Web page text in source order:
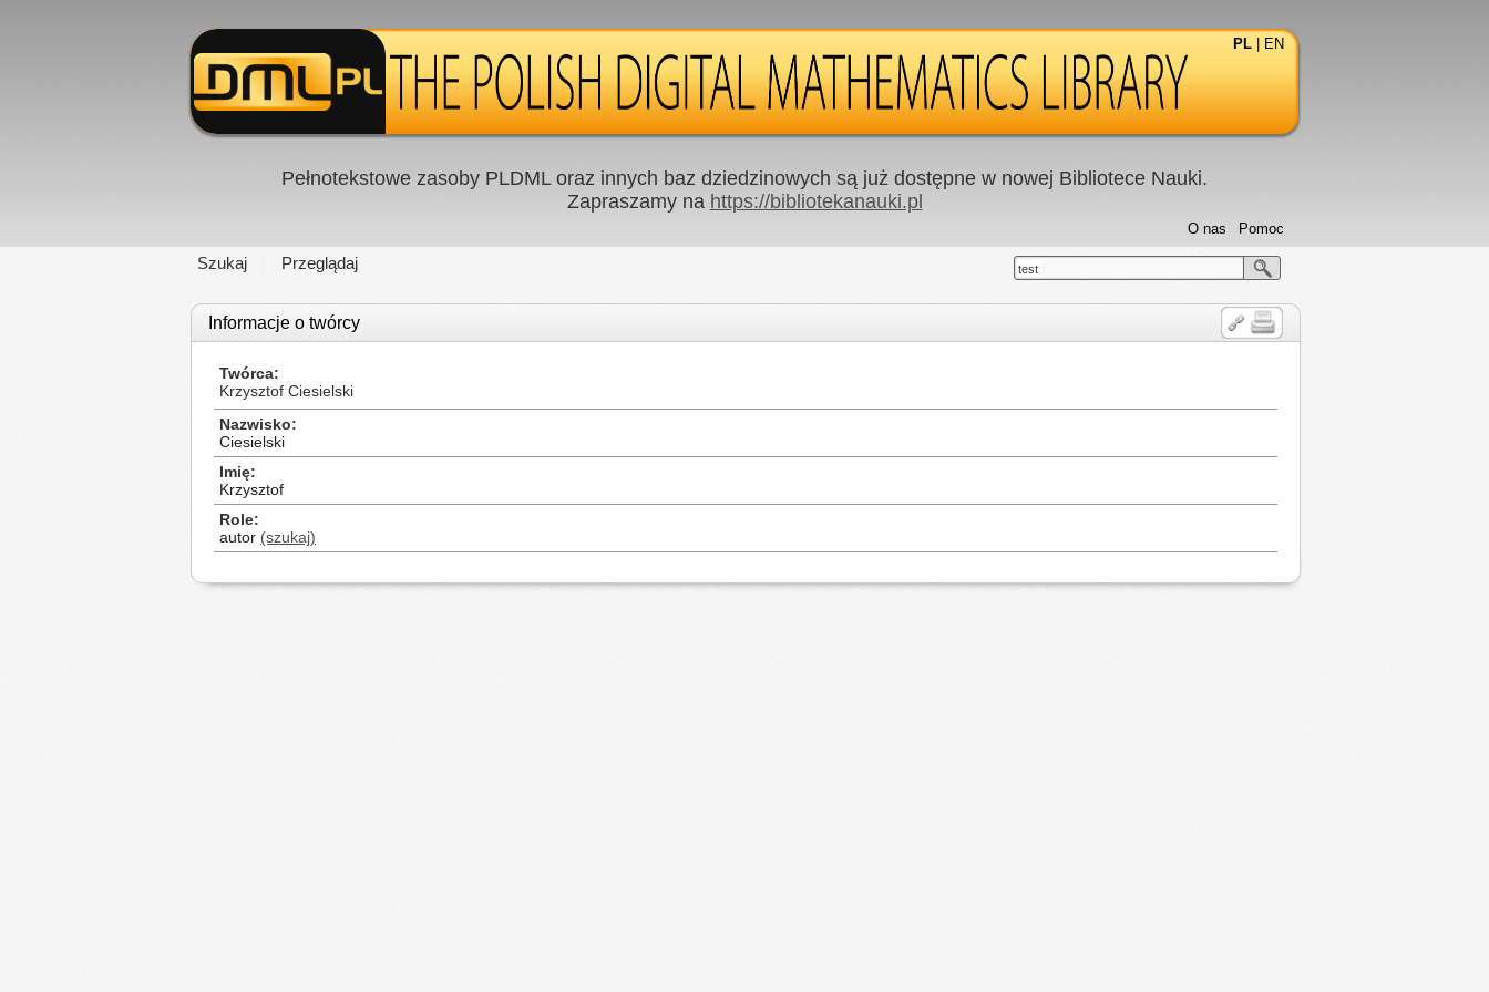
PL EN
Pełnotekstowe zasoby PLDML oraz innych baz dziedzinowych są już dostępne w nowej Bibliotece Nauki.
Zapraszamy na https://bibliotekanauki.pl
Szukaj Przeglądaj
Pomoc
O nas
test
Informacje o twórcy
Twórca
Krzysztof Ciesielski
Nazwisko
Ciesielski
Imię
Krzysztof
Role
autor (szukaj)